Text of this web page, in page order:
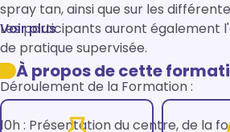
spray tan, ainsi que sur les
Les participants auront également
de pratique supervisée.
Déroulement de la Formation :
10h : Présentation du centre, de
Voir plus
À propos de cette